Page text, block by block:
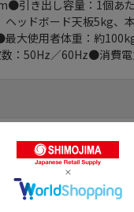
引き出し容量：1個あ
ヘッドボード天板5kg、
大使用者体重：約
：50Hz／60Hz●消費電
との比較